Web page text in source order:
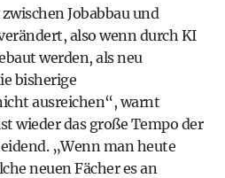
Jobabbau und
also wenn durch KI
werden, als neu
bisherige
ausreichen“, warnt
wieder das große Tempo der
„Wenn man heute
neuen Fächer es an